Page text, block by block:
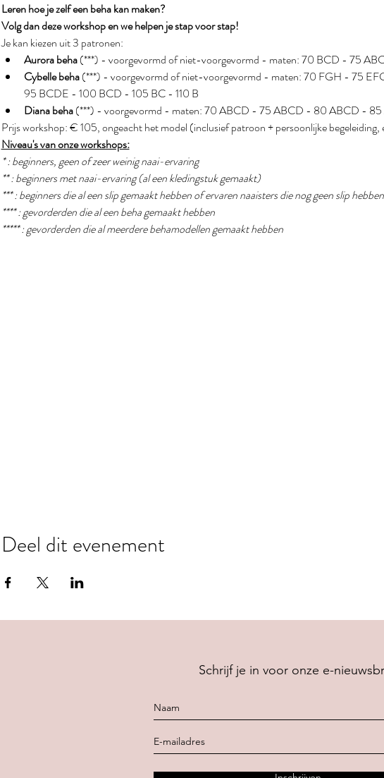
Leren hoe je zelf een beha kan maken?
Volg dan deze workshop en we helpen je stap voor stap!
Je kan kiezen uit 3 patronen:
Aurora beha (***) - voorgevormd of niet-voorgevormd - maten: 70 BCD - 75
Cybelle beha (***) - voorgevormd of niet-voorgevormd - maten: 70 FGH - 75
95 BCDE - 100 BCD - 105 BC - 110 B
Diana beha (***) - voorgevormd - maten: 70 ABCD - 75 ABCD - 80 ABCD -
Prijs workshop: € 105, ongeacht het model (inclusief patroon + persoonlijke begeleiding,
Niveau's van onze workshops:
* : beginners, geen of zeer weinig naai-ervaring
** : beginners met naai-ervaring (al een kledingstuk gemaakt)
*** : beginners die al een slip gemaakt hebben of ervaren naaisters die nog geen slip
**** : gevorderden die al een beha gemaakt hebben
***** : gevorderden die al meerdere behamodellen gemaakt hebben
Deel dit evenement
Schrijf je in voor onze e-